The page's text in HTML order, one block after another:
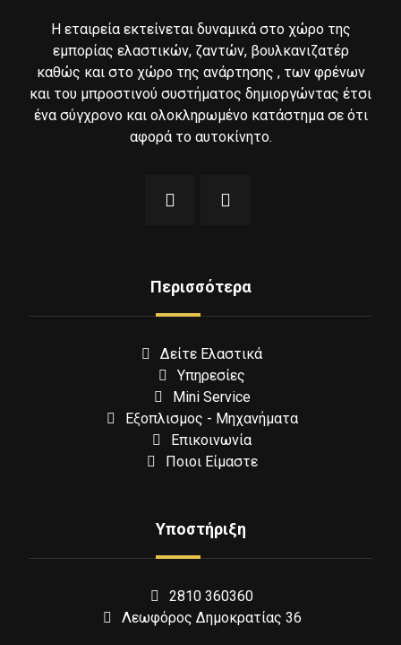
Η εταιρεία εκτείνεται δυναμικά στο χώρο της
εμπορίας ελαστικών, ζαντών, βουλκανιζατέρ
καθώς και στο χώρο της ανάρτησης , των φρένων
και του μπροστινού συστήματος δημιοργώντας έτσι
ένα σύγχρονο και ολοκληρωμένο κατάστημα σε ότι
αφορά το αυτοκίνητο.
Περισσότερα
Δείτε Ελαστικά
Υπηρεσίες
Mini Service
Εξοπλισμος - Μηχανήματα
Επικοινωνία
Ποιοι Είμαστε
Υποστήριξη
2810 360360
Λεωφόρος Δημοκρατίας 36